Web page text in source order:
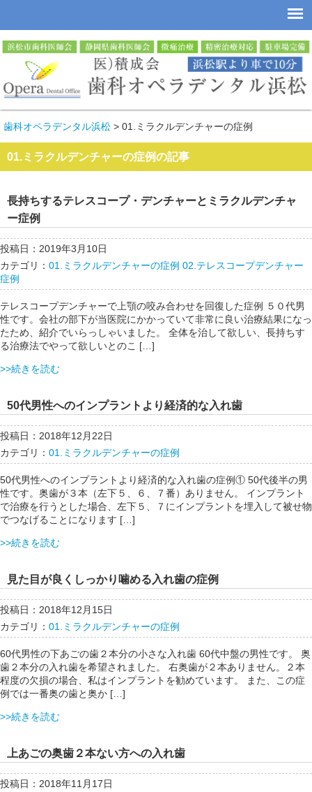
歯科オペラデンタル浜松 > 01.ミラクルデンチャーの症例
01.ミラクルデンチャーの症例の記事
長持ちするテレスコープ・デンチャーとミラクルデンチャ
ー症例
投稿日：2019年3月10日
カテゴリ： 01.ミラクルデンチャーの症例 02.テレスコープデンチャー
症例
テレスコープデンチャーで上顎の咬み合わせを回復した症例 ５０代男
性です。会社の部下が当医院にかかっていて非常に良い治療結果になっ
たため、紹介でいらっしゃいました。 全体を治して欲しい、長持ちす
る治療法でやって欲しいとのこ […]
>>続きを読む
50代男性へのインプラントより経済的な入れ歯
投稿日：2018年12月22日
カテゴリ： 01.ミラクルデンチャーの症例
50代男性へのインプラントより経済的な入れ歯の症例① 50代後半の男
性です。奥歯が３本（左下５、６、７番）ありません。 インプラント
で治療を行うとした場合、左下５、７にインプラントを埋入して被せ物
でつなげることになります […]
>>続きを読む
見た目が良くしっかり噛める入れ歯の症例
投稿日：2018年12月15日
カテゴリ： 01.ミラクルデンチャーの症例
60代男性の下あごの歯２本分の小さな入れ歯 60代中盤の男性です。 奥
歯２本分の入れ歯を希望されました。 右奥歯が２本ありません。２本
程度の欠損の場合、私はインプラントを勧めています。 また、この症
例では一番奥の歯と奥か […]
>>続きを読む
上あごの奥歯２本ない方への入れ歯
投稿日：2018年11月17日